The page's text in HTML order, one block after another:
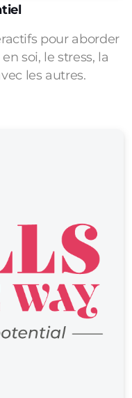
pour aborder
soi, le stress, la
les autres.